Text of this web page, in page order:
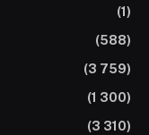
(1)
(588)
(3 759)
(1 300)
(3 310)